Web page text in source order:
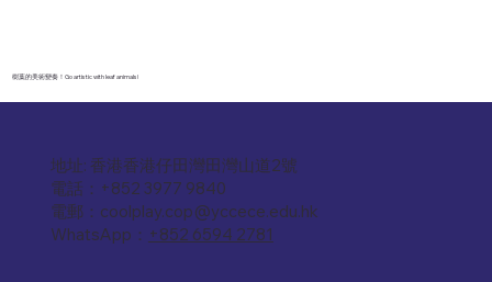
樹葉的美術變奏！Go artistic with leaf animals!
地址: 香港香港仔田灣田灣山道2號
電話：+852 3977 9840
電郵： coolplay.cop@yccece.edu.hk
WhatsApp： +852 6594 2781